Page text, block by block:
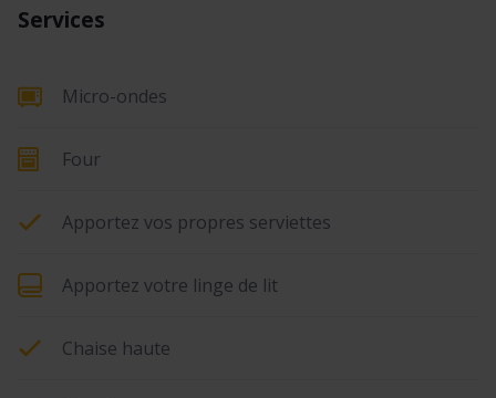
Services
Micro-ondes
Four
Apportez vos propres serviettes
Apportez votre linge de lit
Chaise haute